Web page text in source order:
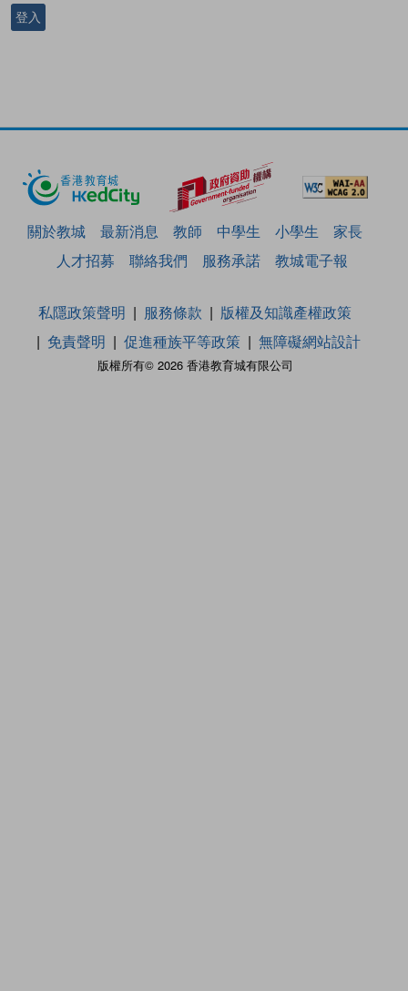
登入
關於教城 最新消息 教師 中學生 小學生
家長
人才招募
聯絡我們 服務承諾 教城電子報
版權所有© 2026 香港教育城有限公司
私隱政策聲明 服務條款
版權及知識產權政策
免責聲明
促進種族平等政策 無障礙網站設計